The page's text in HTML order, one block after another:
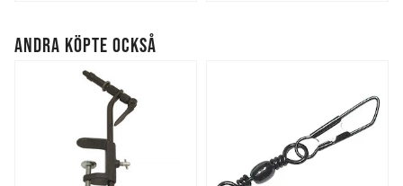
ANDRA KÖPTE OCKSÅ